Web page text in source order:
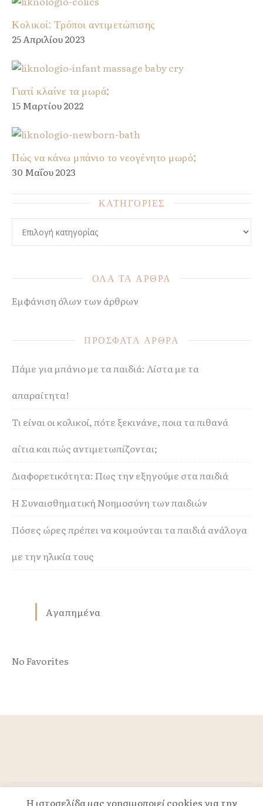
Κολικοί: Τρόποι αντιμετώπισης
25 Απριλίου 2023
Γιατί κλαίνε τα μωρά;
15 Μαρτίου 2022
Πώς να κάνω μπάνιο το νεογένητο μωρό;
30 Μαΐου 2023
ΚΑΤΗΓΟΡΙΕΣ
ΟΛΑ ΤΑ ΑΡΘΡΑ
Εμφάνιση όλων των άρθρων
ΠΡΟΣΦΑΤΑ ΑΡΘΡΑ
Πάμε για μπάνιο με τα παιδιά: Λίστα με τα
απαραίτητα!
Τι είναι οι κολικοί, πότε ξεκινάνε, ποια τα πιθανά
αίτια και πώς αντιμετωπίζονται;
Διαφορετικότητα: Πως την εξηγούμε στα παιδιά
Η Συναισθηματική Νοημοσύνη των παιδιών
Πόσες ώρες πρέπει να κοιμούνται τα παιδιά ανάλογα
με την ηλικία τους
Αγαπημένα
No Favorites
Η ιστοσελίδα μας χρησιμοποιεί cookies για την